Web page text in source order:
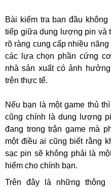
Bài kiểm tra ban đầu
tiếp giữa dung lượng pin và
rõ ràng cung cấp nhiều
các lựa chọn phần cứng
nhà sản xuất có ảnh
trên thực tế.
Nếu bạn là một game thủ
cũng chính là dung lượng
đang trong trận game mà
một điều ai cũng biết rằng
sạc pin sẽ không phải là
hiểm cho chính bạn.
Trên đây là những